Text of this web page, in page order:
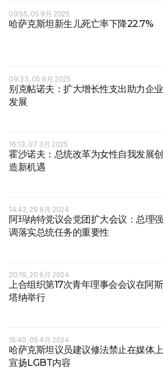
09:55, 05 9月 2025
哈萨克斯坦新生儿死亡率下降22.7%
09:33, 05 9月 2025
别克帖诺夫：扩大增长性支出助力企业
发展
16:13, 07 3月 2025
霍沙诺夫：总统改革为女性自我发展创
造新机遇
14:42, 29 8月 2024
阿玛纳特党议会党团扩大会议：总理强
调落实总统任务的重要性
20:19, 20 6月 2024
上合组织第17次青年理事会会议在阿斯
塔纳举行
15:40, 05 4月 2024
哈萨克斯坦议员建议修法禁止在媒体上
宣扬LGBT内容